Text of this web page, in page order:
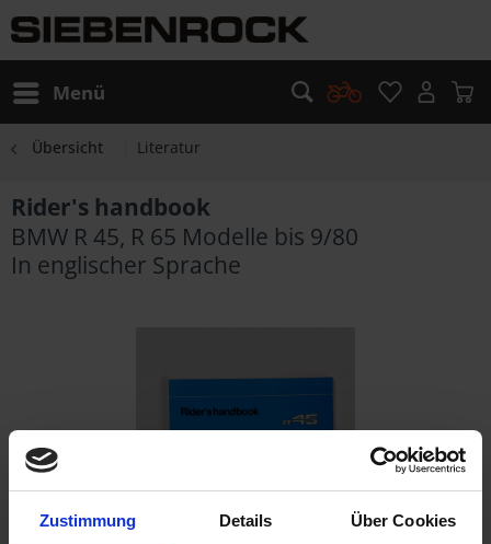
Zustimmung Details Über Cookies
Menü
Übersicht Literatur
Rider's handbook
BMW R 45, R 65 Modelle bis 9/80
In englischer Sprache